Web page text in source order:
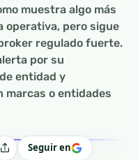
muestra algo más
pero sigue
regulado fuerte.
por su
entidad y
marcas o entidades
CompartirSeguir en